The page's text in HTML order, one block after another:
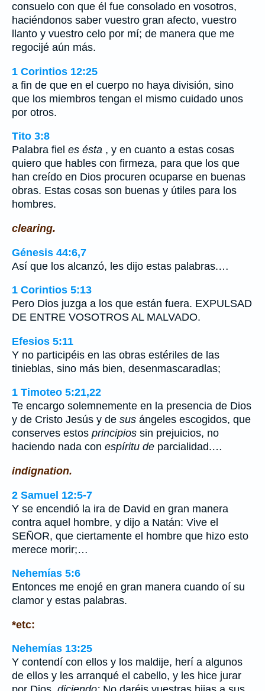
consuelo con que él fue consolado en vosotros,
haciéndonos saber vuestro gran afecto, vuestro
llanto y vuestro celo por mí; de manera que me
regocijé aún más.
1 Corintios 12:25
a fin de que en el cuerpo no haya división, sino
que los miembros tengan el mismo cuidado unos
por otros.
Tito 3:8
Palabra fiel es ésta , y en cuanto a estas cosas
quiero que hables con firmeza, para que los que
han creído en Dios procuren ocuparse en buenas
obras. Estas cosas son buenas y útiles para los
hombres.
clearing.
Génesis 44:6,7
Así que los alcanzó, les dijo estas palabras.…
1 Corintios 5:13
Pero Dios juzga a los que están fuera. EXPULSAD
DE ENTRE VOSOTROS AL MALVADO.
Efesios 5:11
Y no participéis en las obras estériles de las
tinieblas, sino más bien, desenmascaradlas;
1 Timoteo 5:21,22
Te encargo solemnemente en la presencia de Dios
y de Cristo Jesús y de sus ángeles escogidos, que
conserves estos principios sin prejuicios, no
haciendo nada con espíritu de parcialidad.…
indignation.
2 Samuel 12:5-7
Y se encendió la ira de David en gran manera
contra aquel hombre, y dijo a Natán: Vive el
SEÑOR, que ciertamente el hombre que hizo esto
merece morir;…
Nehemías 5:6
Entonces me enojé en gran manera cuando oí su
clamor y estas palabras.
*etc:
Nehemías 13:25
Y contendí con ellos y los maldije, herí a algunos
de ellos y les arranqué el cabello, y les hice jurar